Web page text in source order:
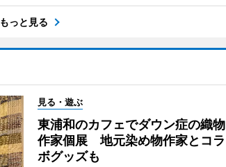
もっと見る
見る・遊ぶ
東浦和のカフェでダウン症の織物
作家個展 地元染め物作家とコラ
ボグッズも